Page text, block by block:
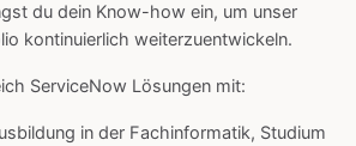
du dein Know-how ein, um unser
kontinuierlich weiterzuentwickeln.
ServiceNow Lösungen mit:
in der Fachinformatik, Studium